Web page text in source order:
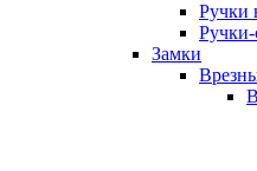
Ручки
Замки